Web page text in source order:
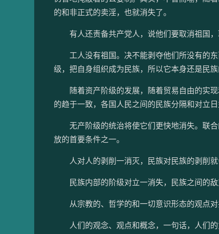
的和非正式的卖淫，也就消失了。
有人还责备共产党人，说他们要取消祖国，
工人没有祖国。决不能剥夺他们所没有的东
级，把自身组织成为民族，所以它本身还是民
随着资产阶级的发展，随着贸易自由的实现
的趋于一致，各国人民之间的民族分隔和对立
无产阶级的统治将使它们更快地消失。联合
放的首要条件之一。
人对人的剥削一消灭，民族对民族的剥削就
民族内部的阶级对立一消失，民族之间的敌
从宗教的、哲学的和一切意识形态的观点对
人们的观念、观点和概念，一句话，人们的